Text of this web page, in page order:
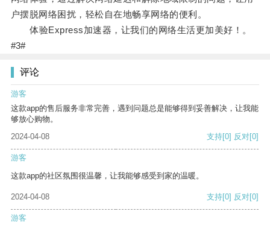
户摆脱网络困扰，轻松自在地畅享网络的便利。
体验Express加速器，让我们的网络生活更加美好！。
#3#
评论
游客
这款app的售后服务非常完善，遇到问题总是能够得到妥善解决，让我能
够放心购物。
2024-04-08
支持[0] 反对[0]
游客
这款app的社区氛围很温馨，让我能够感受到家的温暖。
2024-04-08 支持[0] 反对[0]
游客